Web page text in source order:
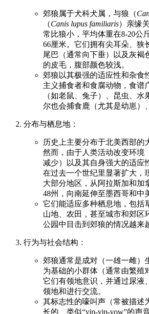
郊狼属于犬科犬属，与狼（
（Canis lupus familiaris）亲缘
常比狼小，平均体重在8-20公
66厘米。它们拥有尖耳朵、狭
尾巴（通常向下垂）以及灰褐
的皮毛，腹部颜色较浅。
郊狼以其极强的适应性和杂食
主义捕食者和食腐动物，食谱
（如老鼠、兔子）、昆虫、水
尔也会捕食鹿（尤其是幼崽）
分布与栖息地：
历史上主要分布于北美西部的
然而，由于人类活动改变环境
减少）以及其自身强大的适应
在过去一个世纪里显著扩大，
大部分地区，从阿拉斯加和加
48州，向南延伸至墨西哥和中
它们能适应多种栖息地，包括
山地、农田，甚至城市和郊区
公园中目击到郊狼的情况越来
行为与社会结构：
郊狼通常是成对（一雄一雌）
为基础的小群体（通常由繁殖
它们有领地意识，并通过尿液
领地和进行交流。
其标志性的嚎叫声（常被描述
长的、类似“yip-yip-yow”的声